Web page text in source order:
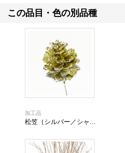
この品目・色の別品種
加工品
松笠（シルバー／シャ...